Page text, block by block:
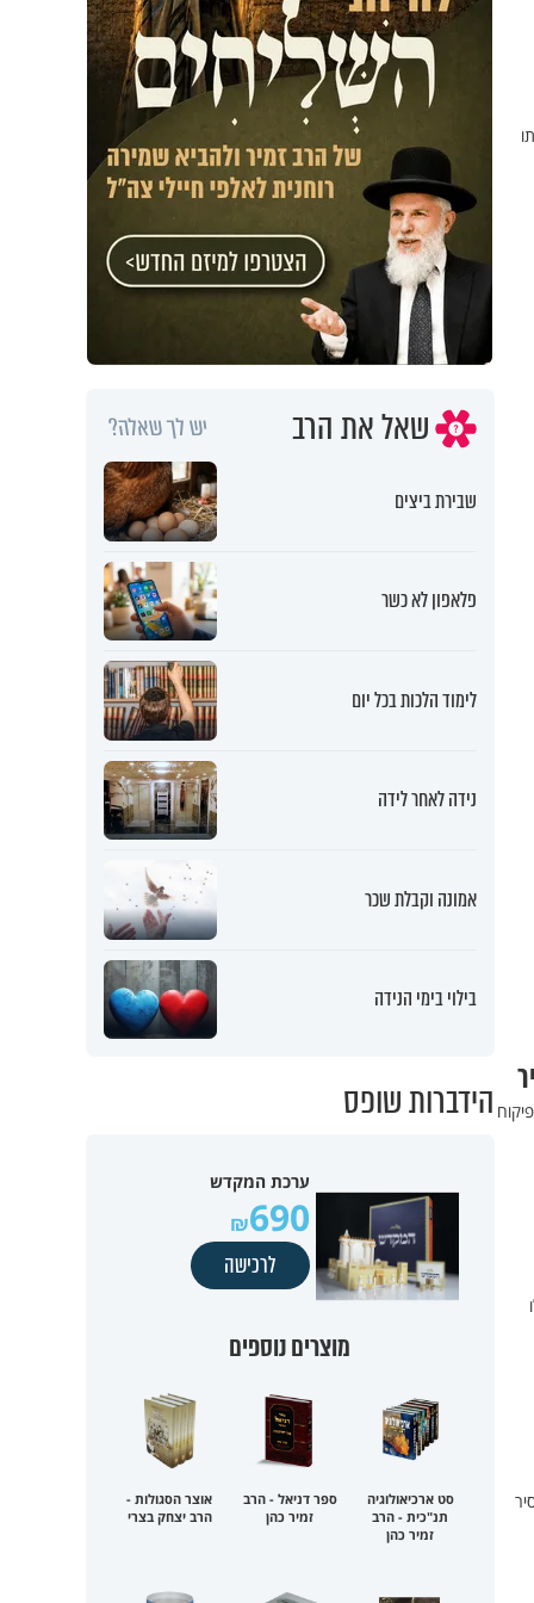
שאל את הרב יש לך שאלה?
שבירת ביצים
פלאפון לא כשר
לימוד הלכות בכל יום
נידה לאחר לידה
אמונה וקבלת שכר
בילוי בימי הנידה
הידברות שופס
ערכת המקדש
690
לרכישה
מוצרים נוספים
סט ארכיאולוגיה
תנ"כית - הרב
זמיר כהן
ספר דניאל - הרב
זמיר כהן
אוצר הסגולות -
הרב יצחק בצרי